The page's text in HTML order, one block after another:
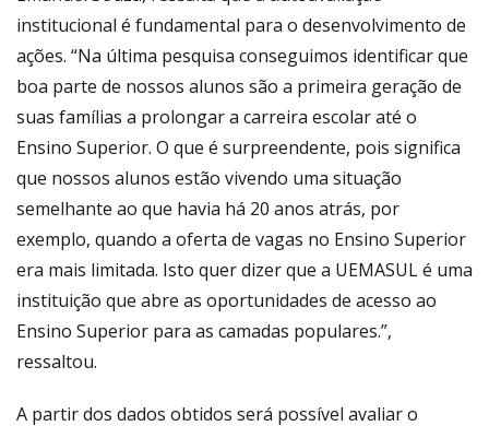
institucional é fundamental para o desenvolvimento de
ações. “Na última pesquisa conseguimos identificar que
boa parte de nossos alunos são a primeira geração de
suas famílias a prolongar a carreira escolar até o
Ensino Superior. O que é surpreendente, pois significa
que nossos alunos estão vivendo uma situação
semelhante ao que havia há 20 anos atrás, por
exemplo, quando a oferta de vagas no Ensino Superior
era mais limitada. Isto quer dizer que a UEMASUL é uma
instituição que abre as oportunidades de acesso ao
Ensino Superior para as camadas populares.”,
ressaltou.
A partir dos dados obtidos será possível avaliar o